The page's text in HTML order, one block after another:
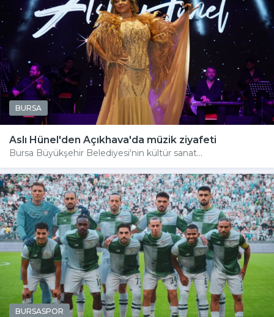
BURSA
Aslı Hünel'den Açıkhava'da müzik ziyafeti
Bursa Büyükşehir Belediyesi'nin kültür sanat...
BURSASPOR